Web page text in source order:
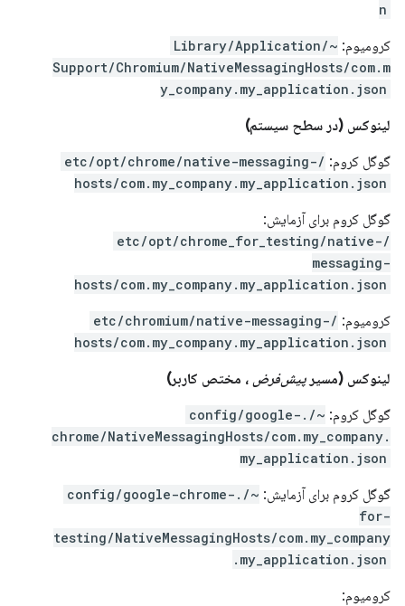
n
کرومیوم:
~/Library/Application
Support/Chromium/NativeMessagingHosts/com.m
y_company.my_application.json
لینوکس (در سطح سیستم)
گوگل کروم:
/etc/opt/chrome/native-messaging-
hosts/com.my_company.my_application.json
گوگل کروم برای آزمایش:
/etc/opt/chrome_for_testing/native-
messaging-
hosts/com.my_company.my_application.json
کرومیوم:
/etc/chromium/native-messaging-
hosts/com.my_company.my_application.json
لینوکس (مسیرپیش‌فرض ، مختص کاربر)
گوگل کروم:
~/.config/google-
chrome/NativeMessagingHosts/com.my_company.
my_application.json
گوگل کروم برای آزمایش:
~/.config/google-chrome-
for-
testing/NativeMessagingHosts/com.my_company
.my_application.json
کرومیوم: